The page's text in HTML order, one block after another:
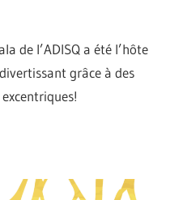
de l’ADISQ a été l’hôte
grâce à des